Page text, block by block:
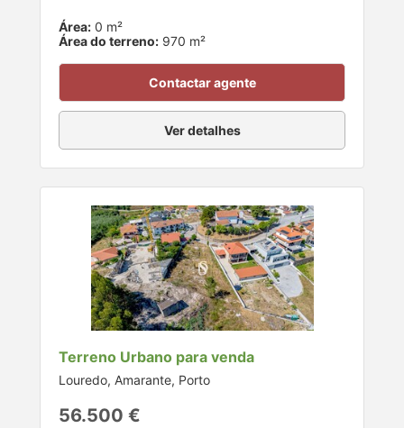
Área: 0 m²
Área do terreno: 970 m²
Contactar agente
Ver detalhes
Terreno Urbano para venda
Louredo, Amarante, Porto
56.500 €